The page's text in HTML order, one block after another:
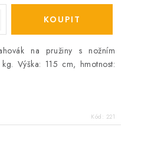
na pružiny s nožním
Výška: 115 cm, hmotnost:
Kód: 221